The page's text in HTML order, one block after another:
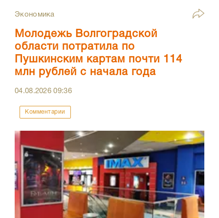
Экономика
Молодежь Волгоградской
области потратила по
Пушкинским картам почти 114
млн рублей с начала года
04.08.202609:36
Комментарии